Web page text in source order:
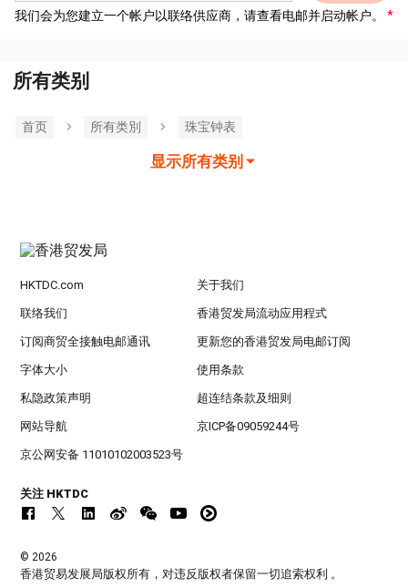
我们会为您建立一个帐户以联络供应商，请查看电邮并启动帐户。
所有类别
首页 所有类別 珠宝钟表
显示所有类别
HKTDC.com 关于我们
联络我们 香港贸发局流动应用程式
订阅商贸全接触电邮通讯 更新您的香港贸发局电邮订阅
字体大小 使用条款
私隐政策声明 超连结条款及细则
网站导航 京ICP备09059244号
京公网安备 11010102003523号
关注 HKTDC
© 2026
香港贸易发展局版权所有，对违反版权者保留一切追索权利 。